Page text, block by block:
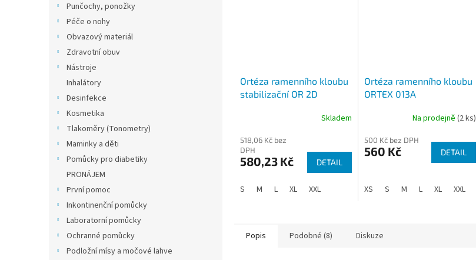
Punčochy, ponožky
Péče o nohy
Obvazový materiál
Zdravotní obuv
Nástroje
Inhalátory
Desinfekce
Kosmetika
Tlakoměry (Tonometry)
Maminky a děti
Pomůcky pro diabetiky
PRONÁJEM
První pomoc
Inkontinenční pomůcky
Laboratorní pomůcky
Ochranné pomůcky
Podložní mísy a močové lahve
Ortéza ramenního kloubu
stabilizační OR 2D
Skladem
518,06 Kč bez
DPH
580,23 Kč DETAIL
S M L XL XXL
Ortéza ramenního kloubu
ORTEX 013A
produktu
je
5
Na prodejně (2 ks)
500 Kč bez DPH
560 Kč DETAIL
XS S M L XL XXL
Popis Podobné (8) Diskuze